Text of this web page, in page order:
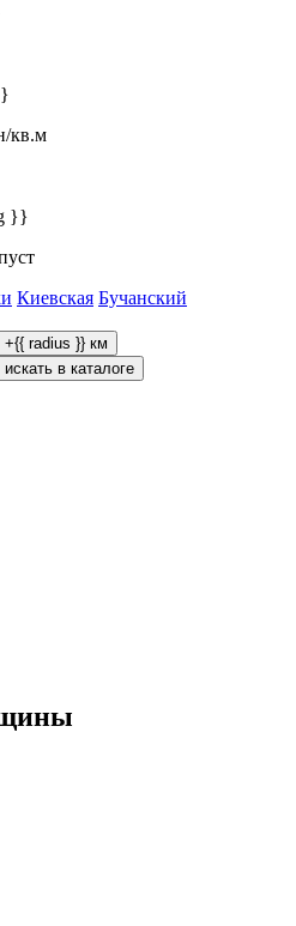
кв.м
}}
Киевская Бучанский
+{{ radius }} км
искать в каталоге